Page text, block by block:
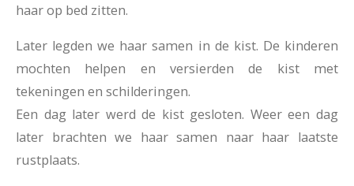
haar op bed zitten.
Later legden we haar samen in de kist. De kinderen
mochten helpen en versierden de kist met
tekeningen en schilderingen.
Een dag later werd de kist gesloten. Weer een dag
later brachten we haar samen naar haar laatste
rustplaats.